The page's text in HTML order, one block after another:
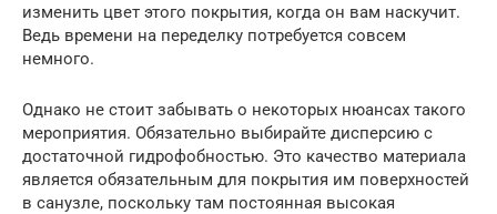
изменить цвет этого покрытия, когда он вам наскучит.
Ведь времени на переделку потребуется совсем
немного.
Однако не стоит забывать о некоторых нюансах такого
мероприятия. Обязательно выбирайте дисперсию с
достаточной гидрофобностью. Это качество материала
является обязательным для покрытия им поверхностей
в санузле, поскольку там постоянная высокая